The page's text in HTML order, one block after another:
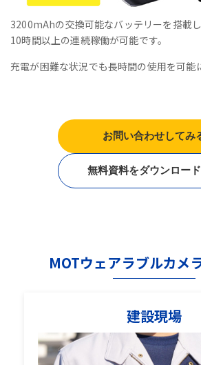
3200mAhの交換可能なバッテリーを搭載
10時間以上の連続稼働が可能です。
充電が困難な状況でも長時間の使用を可能
お問い合わせしてみ
無料資料をダウンロー
MOTウェアラブルカメ
建設現場